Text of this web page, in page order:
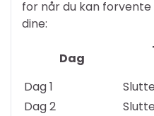
for når du kan
dine:
Dag
Dag 1
Dag 2